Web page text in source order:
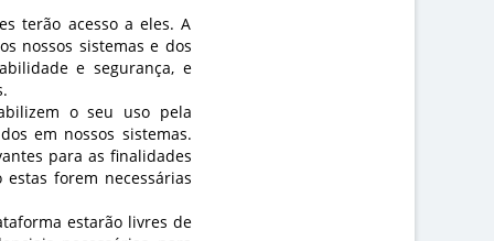
terão acesso a eles. A
nossos sistemas e dos
e segurança, e
o seu uso pela
em nossos sistemas.
para as finalidades
forem necessárias
estarão livres de